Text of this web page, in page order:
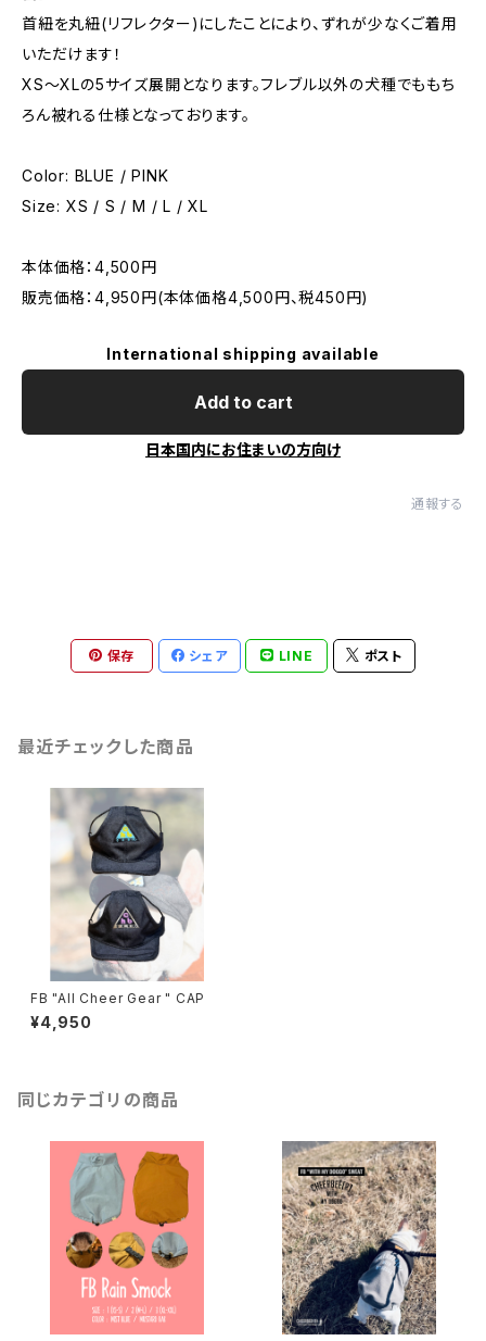
首紐を丸紐(リフレクター)にしたことにより、ずれが少なくご着用
いただけます！
XS〜XLの5サイズ展開となります。フレブル以外の犬種でももち
ろん被れる仕様となっております。
Color: BLUE / PINK
Size: XS / S / M / L / XL
本体価格：4,500円
販売価格：4,950円(本体価格4,500円、税450円)
International shipping available
Add to cart
日本国内にお住まいの方向け
通報する
保存 シェア LINE ポスト
最近チェックした商品
FB "All Cheer Gear " CAP
¥4,950
同じカテゴリの商品